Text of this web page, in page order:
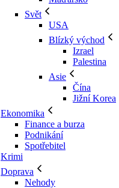
Svět
USA
Blízký východ
Izrael
Palestina
Asie
Čína
Jižní Korea
Ekonomika
Finance a burza
Podnikání
Spotřebitel
Krimi
Doprava
Nehody